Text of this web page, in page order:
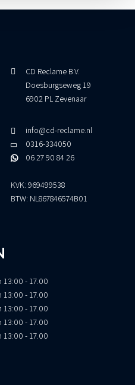
CD Reclame B.V.
Doesburgseweg 19
6902 PL Zevenaar
info@cd-reclame.nl
0316-334050
06 27 90 84 26
KVK: 969499538
BTW: NL867846574B01
13:00 - 17.00
13:00 - 17.00
13:00 - 17.00
13:00 - 17.00
13:00 - 17.00